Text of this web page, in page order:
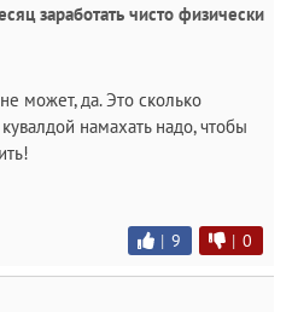
заработать чисто физически
может, да. Это сколько
намахать надо, чтобы
| 9 | 0